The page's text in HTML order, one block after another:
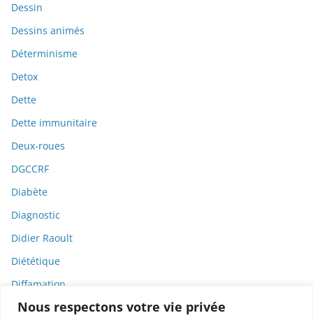
Nous respectons votre vie privée
Dessin
Dessins animés
Déterminisme
Detox
Dette
Dette immunitaire
Deux-roues
DGCCRF
Diabète
Diagnostic
Didier Raoult
Diététique
Diffamation
Dignité